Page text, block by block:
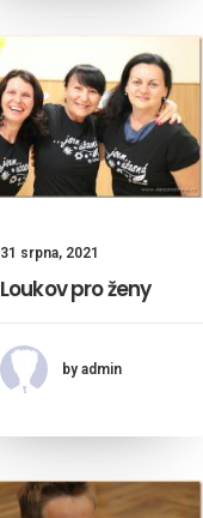
31 srpna, 2021
Loukov pro ženy
by admin